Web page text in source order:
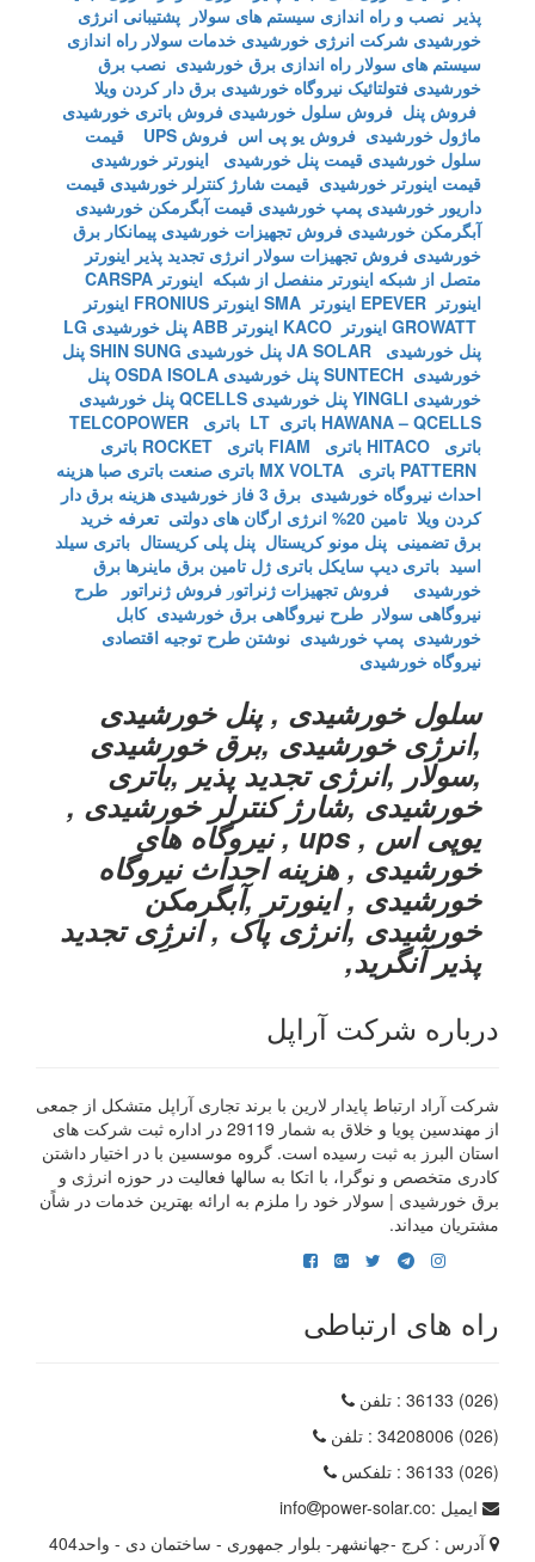
پذیر نصب و راه اندازی سیستم های سولار پشتیبانی انرژی
خورشیدی شرکت انرژی خورشیدی خدمات سولار راه اندازی
سیستم های سولار راه اندازی برق خورشیدی نصب برق
خورشیدی فتولتائیک نیروگاه خورشیدی برق دار کردن ویلا
فروش پنل فروش سلول خورشیدی فروش باتری خورشیدی
ماژول خورشیدی فروش یو پی اس فروش UPS
قیمت
سلول خورشیدی قیمت پنل خورشیدی
اینورتر خورشیدی
قیمت اینورتر خورشیدی قیمت شارژ کنترلر خورشیدی قیمت
داریور خورشیدی پمپ خورشیدی قیمت آبگرمکن خورشیدی
آبگرمکن خورشیدی فروش تجهیزات خورشیدی پیمانکار برق
خورشیدی فروش تجهیزات سولار انرژی تجدید پذیر اینورتر
متصل از شبکه اینورتر منفصل از شبکه اینورتر CARSPA
اینورتر EPEVER
اینورتر SMA اینورتر FRONIUS
اینورتر
اینورتر KACO اینورتر ABB
پنل خورشیدی LG
پنل خورشیدی JA SOLAR
پنل خورشیدی SHIN SUNG
پنل
خورشیدی SUNTECH
پنل خورشیدی OSDA ISOLA
پنل
خورشیدی YINGLI
پنل خورشیدی QCELLS
پنل خورشیدی
HAWANA – QCELLS باتری LT
باتری TELCOPOWER
باتری HITACO
باتری FIAM باتری ROCKET
باتری
باتری MX VOLTA باتری صنعت باتری صبا هزینه
احداث نیروگاه خورشیدی برق 3 فاز خورشیدی
هزینه برق دار
کردن ویلا تامین 20% انرژی ارگان های دولتی
تعرفه خرید
برق تضمینی پنل مونو کریستال پنل پلی کریستال باتری سیلد
اسید باتری دیپ سایکل باتری ژل تامین برق ماینرها برق
خورشیدی
فروش تجهیزات ژنراتور فروش ژنراتور
طرح
نیروگاهی سولار طرح نیروگاهی برق خورشیدی کابل
خورشیدی پمپ خورشیدی نوشتن طرح توجیه اقتصادی
نیروگاه خورشیدی
سلول خورشیدی , پنل خورشیدی
,انرژی خورشیدی ,برق خورشیدی
,سولار ,انرژی تجدید پذیر ,باتری
خورشیدی ,شارژ کنترلر خورشیدی ,
یوپی اس , ups , نیروگاه های
خورشیدی , هزینه احداث نیروگاه
خورشیدی , اینورتر ,آبگرمکن
خورشیدی ,انرژی پاک , انرژِی تجدید
پذیر آنگرید,
درباره شرکت آراپل
شرکت آراد ارتباط پایدار لارین با برند تجاری آراپل متشکل از جمعی
از مهندسین پویا و خلاق به شمار 29119 در اداره ثبت شرکت های
استان البرز به ثبت رسیده است. گروه موسسین با در اختیار داشتن
کادری متخصص و نوگرا، با اتکا به سالها فعالیت در حوزه انرژی و
برق خورشیدی | سولار خود را ملزم به ارائه بهترین خدمات در شاًن
مشتریان میداند.
راه های ارتباطی
(026) 36133
: تلفن
(026) 34208006
: تلفن
(026) 36133
: تلفکس
ایمیل :
info
power-solar.co
آدرس : کرج -جهانشهر- بلوار جمهوری - ساختمان دی - واحد404